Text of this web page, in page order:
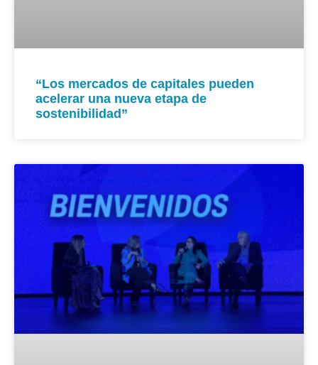
“Los mercados de capitales pueden
acelerar una nueva etapa de
sostenibilidad”